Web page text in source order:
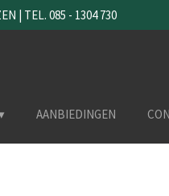
| TEL. 085 - 1304 730
AANBIEDINGEN